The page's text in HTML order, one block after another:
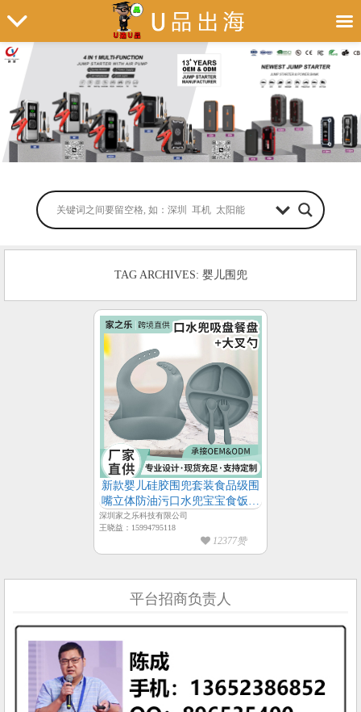
TAG ARCHIVES: 婴儿围兜
新款婴儿硅胶围兜套装食品级围
嘴立体防油污口水兜宝宝食饭叉
勺兜
深圳家之乐科技有限公司
王晓益：15994795118
12377赞
平台招商负责人